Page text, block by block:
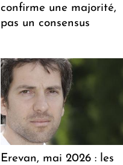
confirme une majorité,
pas un consensus
Erevan, mai 2026 : les